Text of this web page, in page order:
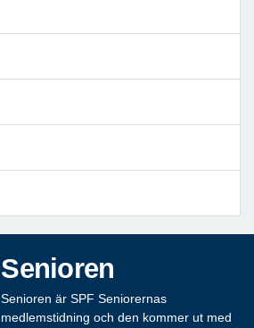
Senioren
Senioren är SPF Seniorernas
medlemstidning och den kommer ut med